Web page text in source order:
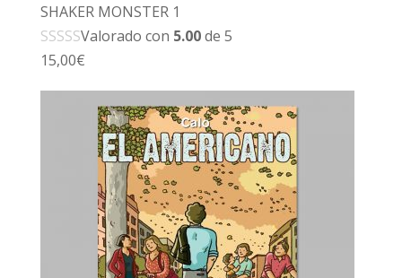
SHAKER MONSTER 1
Valorado con 5.00de 5
15,00€